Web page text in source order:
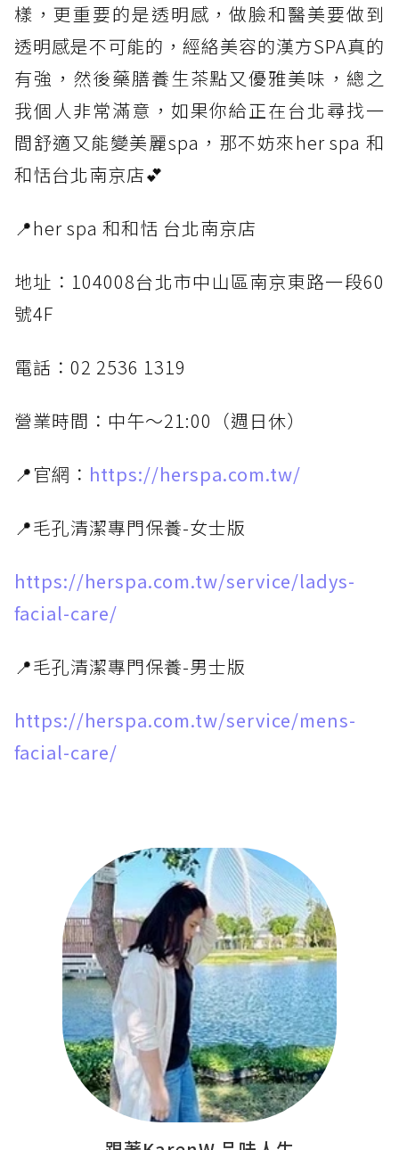
樣，更重要的是透明感，做臉和醫美要做到
透明感是不可能的，經絡美容的漢方SPA真的
有強，然後藥膳養生茶點又優雅美味，總之
我個人非常滿意，如果你給正在台北尋找一
間舒適又能變美麗spa，那不妨來her spa 和
和恬台北南京店💕
📍her spa 和和恬 台北南京店
地址：104008台北市中山區南京東路一段60
號4F
電話：02 2536 1319
營業時間：中午～21:00（週日休）
📍官網： https://herspa.com.tw/
📍毛孔清潔專門保養-女士版
https://herspa.com.tw/service/ladys-
facial-care/
📍毛孔清潔專門保養-男士版
https://herspa.com.tw/service/mens-
facial-care/